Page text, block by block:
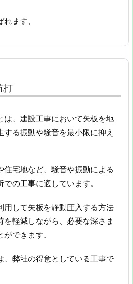
ます。
打
は、建設工事において矢板を地
る振動や騒音を最小限に抑え
住宅地など、騒音や振動による
の工事に適しています。
用して矢板を静動圧入する方法
を軽減しながら、必要な深さま
できます。
、弊社の得意としている工事で